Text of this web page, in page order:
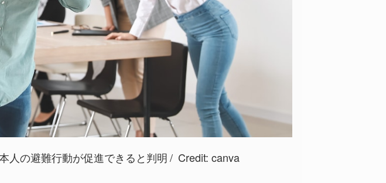
人の避難行動が促進できると判明 Credit: canva